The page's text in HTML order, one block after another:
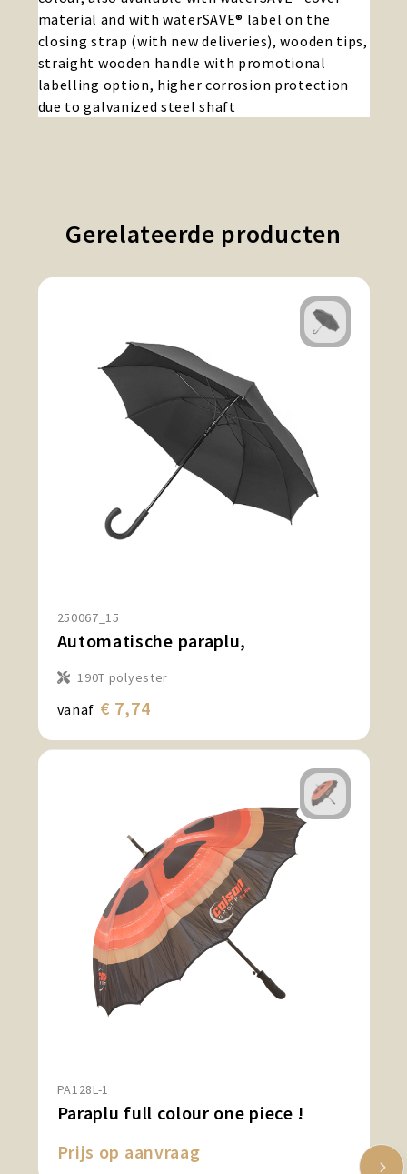
material and with waterSAVE® label on the
closing strap (with new deliveries), wooden tips,
straight wooden handle with promotional
labelling option, higher corrosion protection
due to galvanized steel shaft
Gerelateerde producten
250067_15
Automatische paraplu,
190T polyester
vanaf € 7,74
PA128L-1
Paraplu full colour one piece !
Prijs op aanvraag